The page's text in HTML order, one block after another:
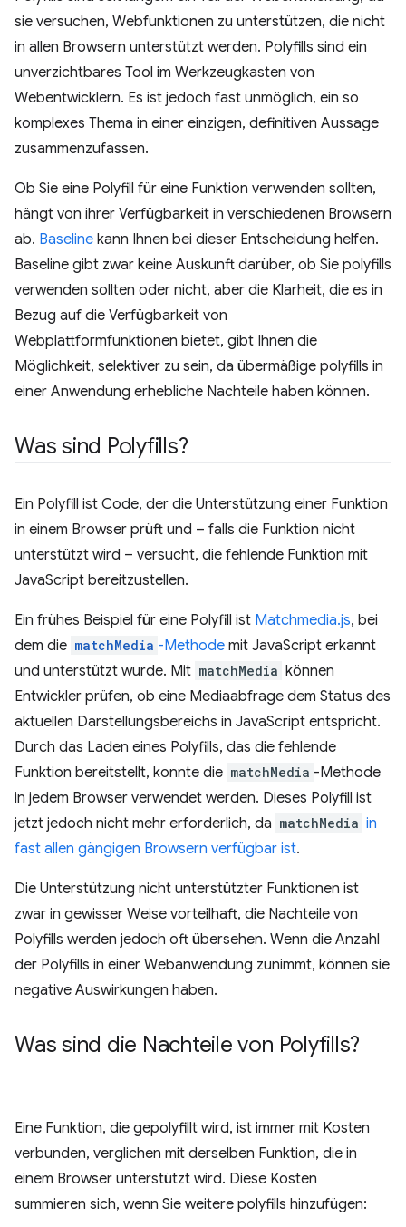
sie versuchen, Webfunktionen zu unterstützen, die nicht
in allen Browsern unterstützt werden. Polyfills sind ein
unverzichtbares Tool im Werkzeugkasten von
Webentwicklern. Es ist jedoch fast unmöglich, ein so
komplexes Thema in einer einzigen, definitiven Aussage
zusammenzufassen.
Ob Sie eine Polyfill für eine Funktion verwenden sollten,
hängt von ihrer Verfügbarkeit in verschiedenen Browsern
ab. Baseline kann Ihnen bei dieser Entscheidung helfen.
Baseline gibt zwar keine Auskunft darüber, ob Sie polyfills
verwenden sollten oder nicht, aber die Klarheit, die es in
Bezug auf die Verfügbarkeit von
Webplattformfunktionen bietet, gibt Ihnen die
Möglichkeit, selektiver zu sein, da übermäßige polyfills in
einer Anwendung erhebliche Nachteile haben können.
Was sind Polyfills?
Ein Polyfill ist Code, der die Unterstützung einer Funktion
in einem Browser prüft und – falls die Funktion nicht
unterstützt wird – versucht, die fehlende Funktion mit
JavaScript bereitzustellen.
Ein frühes Beispiel für eine Polyfill ist Matchmedia.js, bei
dem die matchMedia -Methode mit JavaScript erkannt
und unterstützt wurde. Mit matchMedia können
Entwickler prüfen, ob eine Mediaabfrage dem Status des
aktuellen Darstellungsbereichs in JavaScript entspricht.
Durch das Laden eines Polyfills, das die fehlende
Funktion bereitstellt, konnte die matchMedia -Methode
in jedem Browser verwendet werden. Dieses Polyfill ist
jetzt jedoch nicht mehr erforderlich, da matchMedia in
fast allen gängigen Browsern verfügbar ist.
Die Unterstützung nicht unterstützter Funktionen ist
zwar in gewisser Weise vorteilhaft, die Nachteile von
Polyfills werden jedoch oft übersehen. Wenn die Anzahl
der Polyfills in einer Webanwendung zunimmt, können sie
negative Auswirkungen haben.
Was sind die Nachteile von Polyfills?
Eine Funktion, die gepolyfillt wird, ist immer mit Kosten
verbunden, verglichen mit derselben Funktion, die in
einem Browser unterstützt wird. Diese Kosten
summieren sich, wenn Sie weitere polyfills hinzufügen: